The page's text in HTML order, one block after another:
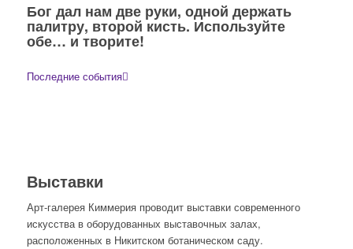
Бог дал нам две руки, одной держать
палитру, второй кисть. Используйте
обе… и творите!
Последние события
Выставки
Арт-галерея Киммерия проводит выставки современного
искусства в оборудованных выставочных залах,
расположенных в Никитском ботаническом саду.